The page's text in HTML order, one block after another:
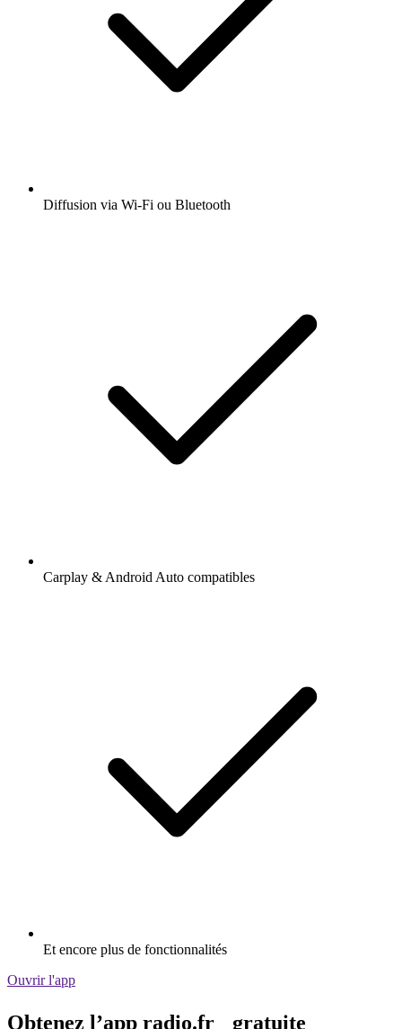
Diffusion via Wi-Fi ou Bluetooth
Carplay & Android Auto compatibles
Et encore plus de fonctionnalités
Ouvrir l'app
Obtenez l’app radio.fr gratuite